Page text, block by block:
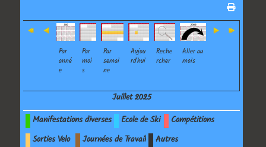
Par
anné
e
Par
moi
s
Par
semai
ne
Aujou
rd'hui
Reche
rcher
Aller au
mois
Juillet 2025
Manifestations diverses
Ecole de Ski
Compétitions
Sorties Velo
Journées de Travail
Autres